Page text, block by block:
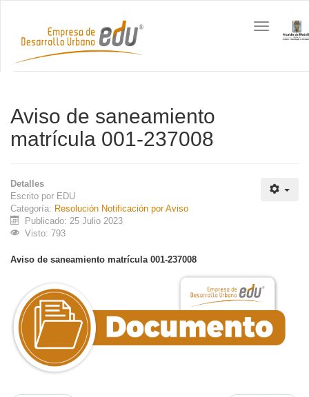
Toggle
navigation
Aviso de saneamiento
matrícula 001-237008
Detalles
Escrito por EDU
Categoría: Resolución Notificación por Aviso
Publicado: 25 Julio 2023
Visto: 793
Aviso de saneamiento matrícula 001-237008